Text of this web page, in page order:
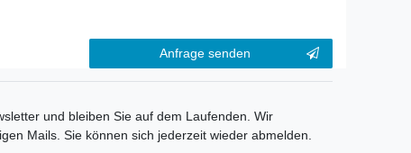
Honig
Anfrage senden
und bleiben Sie auf dem Laufenden. Wir
Mails. Sie können sich jederzeit wieder abmelden.